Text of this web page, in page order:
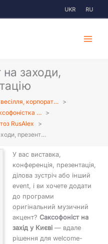
UKR RU
на заходи,
корпорат…
…
RusAlex
презент…
У вас виставка,
конференція, презентація,
ділова зустріч або інший
event, і ви хочете додати
до програми
оригінальний музичний
акцент?Саксофоніст на
захід у Києві — вдале
рішення для welcome-